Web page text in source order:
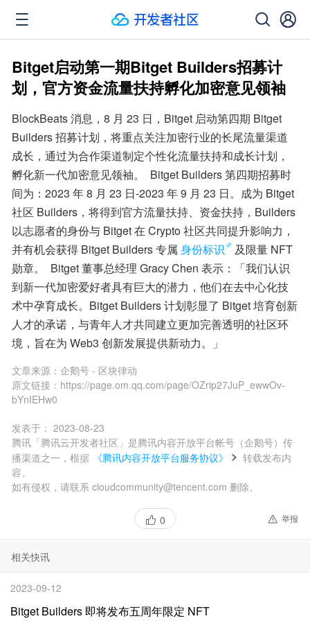
Bitget启动第一期Bitget Builders招募计
划，官方资金流量扶持孵化加密意见领袖
BlockBeats 消息，8 月 23 日，Bitget 启动第四期 Bitget
Builders 招募计划，将重点关注加密行业的长尾流量渠道
成长，通过为合作渠道制定个性化流量扶持和成长计划，
孵化新一代加密意见领袖。  Bitget Builders 第四期招募时
间为：2023 年 8 月 23 日-2023 年 9 月 23 日。成为 Bitget
社区 Builders，将得到官方流量扶持、资金扶持，Builders
以志愿者的身份与 Bitget 在 Crypto 社区共同提升影响力，
并有机会获得 Bitget Builders 专属 身份标识
及限量 NFT
勋章。  Bitget 董事总经理 Gracy Chen 表示：「我们认识
到新一代加密爱好者具有巨大的潜力，他们在去中心化技
术中孕育成长。Bitget Builders 计划彰显了 Bitget 培育创新
人才的承诺，与青年人才共同建立更加完善透明的社区环
境，旨在为 Web3 创新发展提供新动力。」
文章来源： 企鹅号 - 区块律动
原文链接： https://page.om.qq.com/page/OZrip27JuP_ewwOv-
bYnIEHw0
发表于： 2023-08-23
腾讯「腾讯云开发者社区」是腾讯内容开放平台帐号（企鹅号）传
播渠道之一，根据
《腾讯内容开放平台服务协议》
转载发布内
容。
如有侵权，请联系 cloudcommunity@tencent.com 删除。
0 举报
相关快讯
2023-09-12
Bitget Builders 即将发布五周年限定 NFT